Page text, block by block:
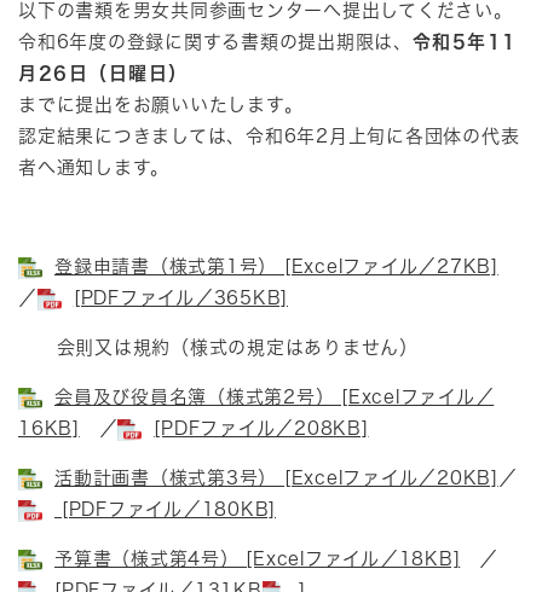
以下の書類を男女共同参画センターへ提出してください。
令和6年度の登録に関する書類の提出期限は、 令和5年11
月26日（日曜日）
までに提出をお願いいたします。
認定結果につきましては、令和6年2月上旬に各団体の代表
者へ通知します。
登録申請書（様式第1号） [Excelファイル／27KB]
／
[PDFファイル／365KB]
会則又は規約（様式の規定はありません）
会員及び役員名簿（様式第2号） [Excelファイル／
16KB]
／ [PDFファイル／208KB]
活動計画書（様式第3号） [Excelファイル／20KB]
／
[PDFファイル／180KB]
予算書（様式第4号） [Excelファイル／18KB]
／